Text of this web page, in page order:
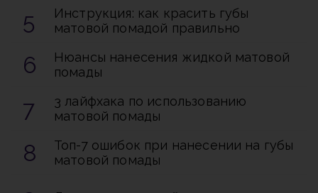
Инструкция: как красить губы
матовой помадой правильно
Нюансы нанесения жидкой матовой
помады
3 лайфхака по использованию
матовой помады
Топ-7 ошибок при нанесении на губы
матовой помады